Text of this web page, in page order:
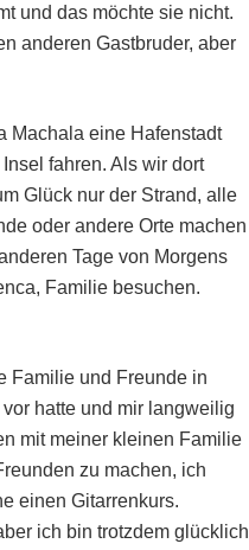
und das möchte sie nicht.
anderen Gastbruder, aber
Machala eine Hafenstadt
fahren. Als wir dort
Glück nur der Strand, alle
oder andere Orte machen
Tage von Morgens
Familie besuchen.
Familie und Freunde in
hatte und mir langweilig
mit meiner kleinen Familie
zu machen, ich
einen Gitarrenkurs.
ich bin trotzdem glücklich